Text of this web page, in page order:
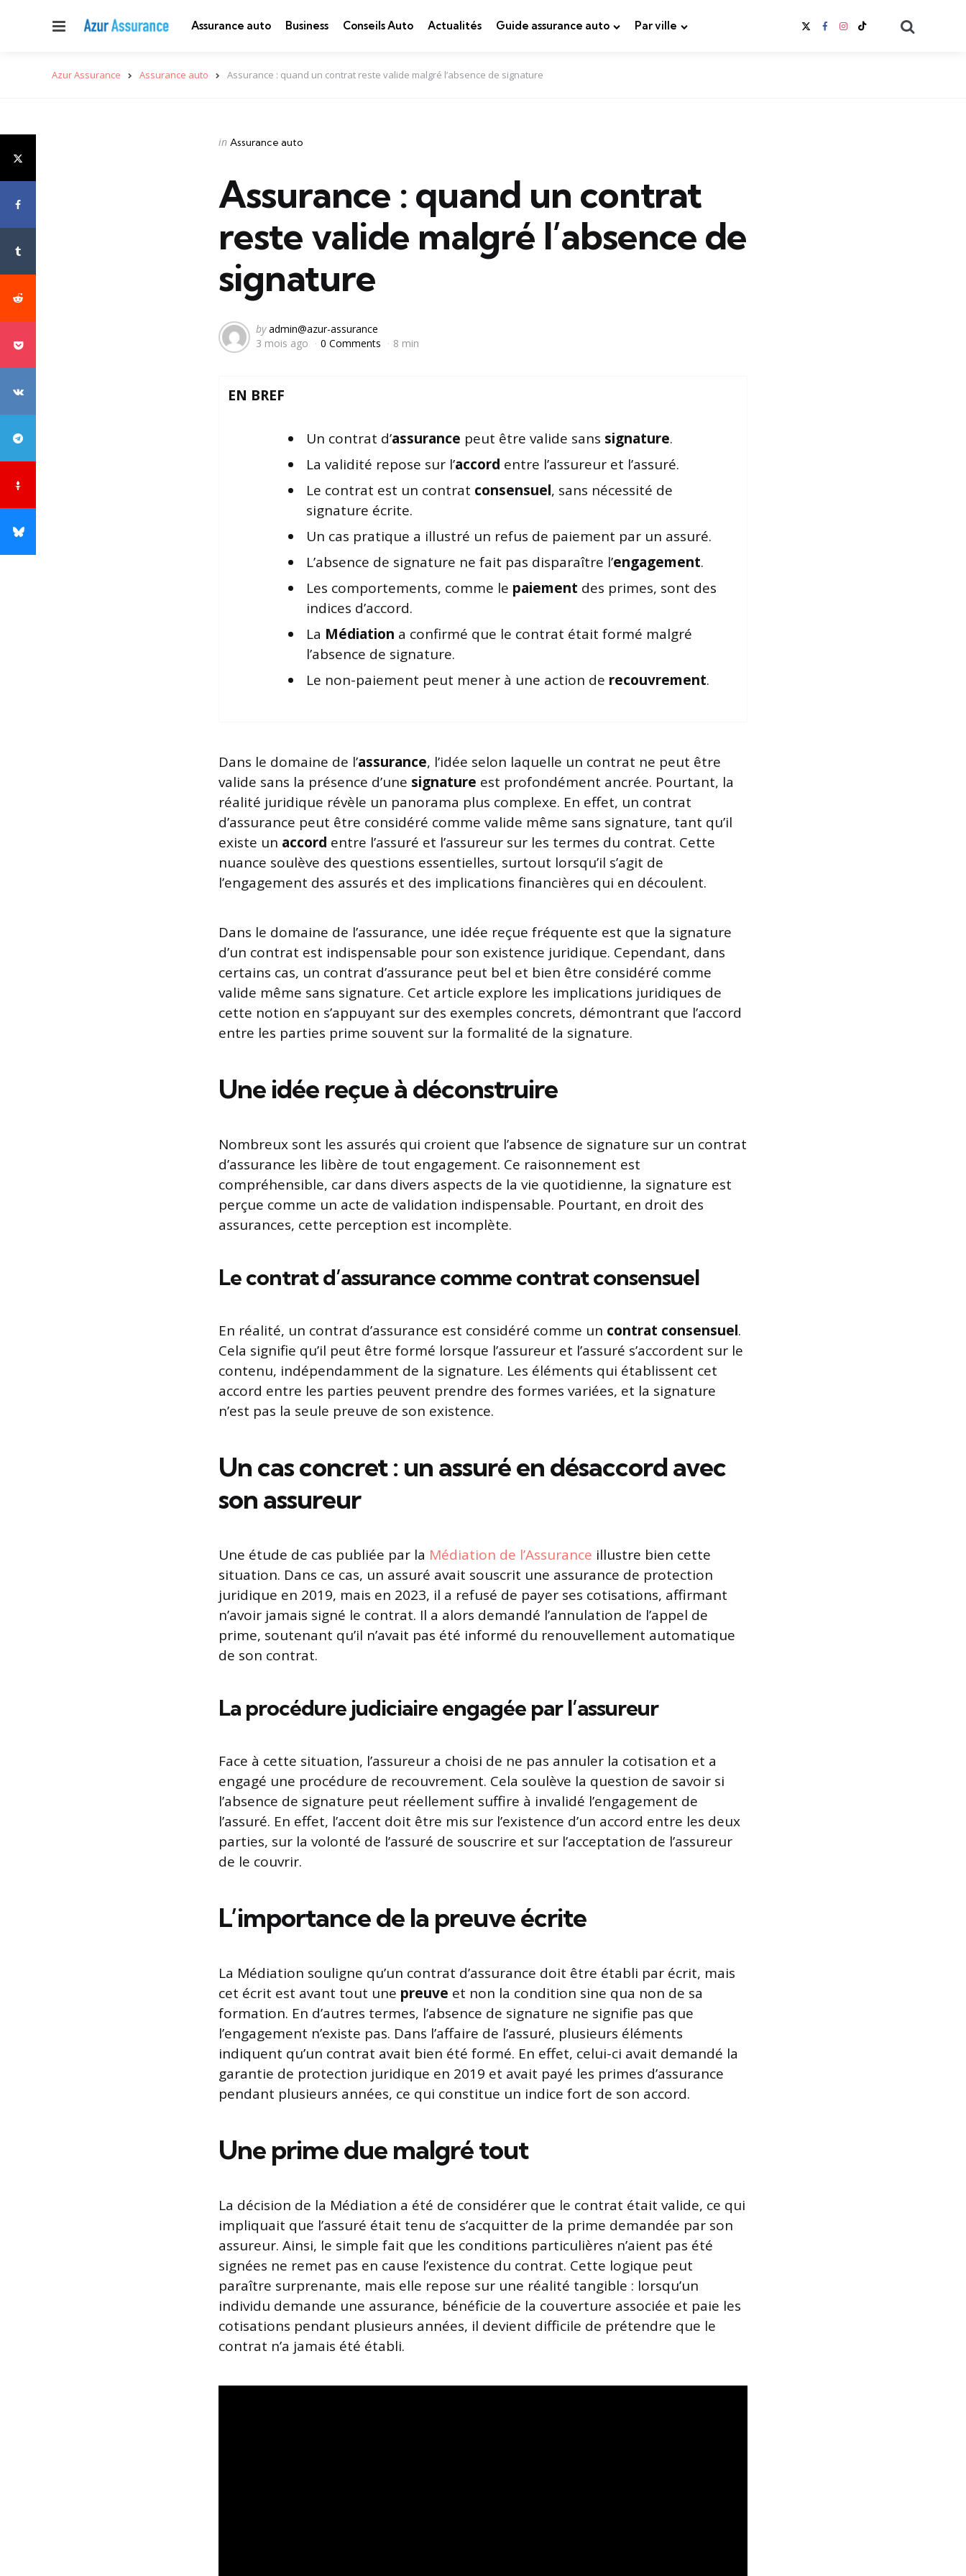
Menu Assurance auto Business Conseils Auto Actualités Guide assurance auto Par ville
Azur Assurance Assurance auto Assurance : quand un contrat reste valide malgré l’absence de signature
Categories
Posted
in Assurance auto
Assurance : quand un contrat
reste valide malgré l’absence de
signature
Posted
by
by admin@azur-assurance
3 mois ago
0 Comments 8 min
EN BREF
Un contrat d’assurance peut être valide sans signature.
La validité repose sur l’accord entre l’assureur et l’assuré.
Le contrat est un contrat consensuel, sans nécessité de
signature écrite.
Un cas pratique a illustré un refus de paiement par un assuré.
L’absence de signature ne fait pas disparaître l’engagement.
Les comportements, comme le paiement des primes, sont des
indices d’accord.
La Médiation a confirmé que le contrat était formé malgré
l’absence de signature.
Le non-paiement peut mener à une action de recouvrement.
Dans le domaine de l’assurance, l’idée selon laquelle un contrat ne peut être
valide sans la présence d’une signature est profondément ancrée. Pourtant, la
réalité juridique révèle un panorama plus complexe. En effet, un contrat
d’assurance peut être considéré comme valide même sans signature, tant qu’il
existe un accord entre l’assuré et l’assureur sur les termes du contrat. Cette
nuance soulève des questions essentielles, surtout lorsqu’il s’agit de
l’engagement des assurés et des implications financières qui en découlent.
Dans le domaine de l’assurance, une idée reçue fréquente est que la signature
d’un contrat est indispensable pour son existence juridique. Cependant, dans
certains cas, un contrat d’assurance peut bel et bien être considéré comme
valide même sans signature. Cet article explore les implications juridiques de
cette notion en s’appuyant sur des exemples concrets, démontrant que l’accord
entre les parties prime souvent sur la formalité de la signature.
Une idée reçue à déconstruire
Nombreux sont les assurés qui croient que l’absence de signature sur un contrat
d’assurance les libère de tout engagement. Ce raisonnement est
compréhensible, car dans divers aspects de la vie quotidienne, la signature est
perçue comme un acte de validation indispensable. Pourtant, en droit des
assurances, cette perception est incomplète.
Le contrat d’assurance comme contrat consensuel
En réalité, un contrat d’assurance est considéré comme un contrat consensuel.
Cela signifie qu’il peut être formé lorsque l’assureur et l’assuré s’accordent sur le
contenu, indépendamment de la signature. Les éléments qui établissent cet
accord entre les parties peuvent prendre des formes variées, et la signature
n’est pas la seule preuve de son existence.
Un cas concret : un assuré en désaccord avec
son assureur
Une étude de cas publiée par la Médiation de l’Assurance illustre bien cette
situation. Dans ce cas, un assuré avait souscrit une assurance de protection
juridique en 2019, mais en 2023, il a refusé de payer ses cotisations, affirmant
n’avoir jamais signé le contrat. Il a alors demandé l’annulation de l’appel de
prime, soutenant qu’il n’avait pas été informé du renouvellement automatique
de son contrat.
La procédure judiciaire engagée par l’assureur
Face à cette situation, l’assureur a choisi de ne pas annuler la cotisation et a
engagé une procédure de recouvrement. Cela soulève la question de savoir si
l’absence de signature peut réellement suffire à invalidé l’engagement de
l’assuré. En effet, l’accent doit être mis sur l’existence d’un accord entre les deux
parties, sur la volonté de l’assuré de souscrire et sur l’acceptation de l’assureur
de le couvrir.
L’importance de la preuve écrite
La Médiation souligne qu’un contrat d’assurance doit être établi par écrit, mais
cet écrit est avant tout une preuve et non la condition sine qua non de sa
formation. En d’autres termes, l’absence de signature ne signifie pas que
l’engagement n’existe pas. Dans l’affaire de l’assuré, plusieurs éléments
indiquent qu’un contrat avait bien été formé. En effet, celui-ci avait demandé la
garantie de protection juridique en 2019 et avait payé les primes d’assurance
pendant plusieurs années, ce qui constitue un indice fort de son accord.
Une prime due malgré tout
La décision de la Médiation a été de considérer que le contrat était valide, ce qui
impliquait que l’assuré était tenu de s’acquitter de la prime demandée par son
assureur. Ainsi, le simple fait que les conditions particulières n’aient pas été
signées ne remet pas en cause l’existence du contrat. Cette logique peut
paraître surprenante, mais elle repose sur une réalité tangible : lorsqu’un
individu demande une assurance, bénéficie de la couverture associée et paie les
cotisations pendant plusieurs années, il devient difficile de prétendre que le
contrat n’a jamais été établi.